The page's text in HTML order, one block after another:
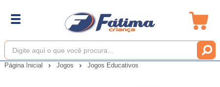
Página Inicial Jogos Jogos Educativos